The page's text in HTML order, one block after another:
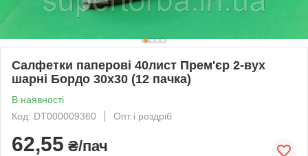
Cалфетки паперові 40лист Прем'єр 2-вух
шарні Бордо 30х30 (12 пачка)
В наявності
Код: DT000009360
Опт і роздріб
62,55 ₴/пач